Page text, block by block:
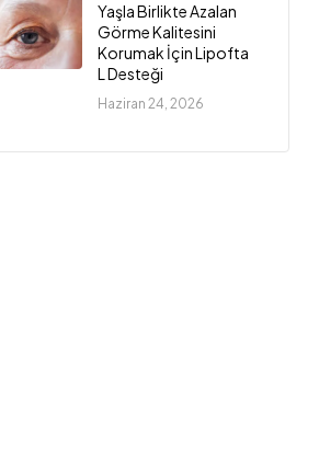
Yaşla Birlikte Azalan
Görme Kalitesini
Korumak İçin Lipofta
L Desteği
Haziran 24, 2026